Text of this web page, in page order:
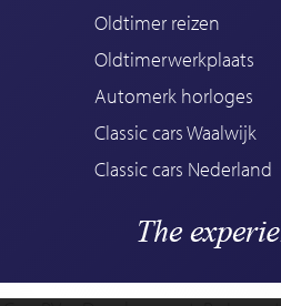
Oldtimer reizen
Oldtimerwerkplaats
Automerk horloges
Classic cars Waalwijk
Classic cars Nederland